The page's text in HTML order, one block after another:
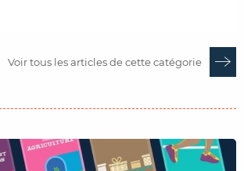
Voir tous les articles de cette catégorie